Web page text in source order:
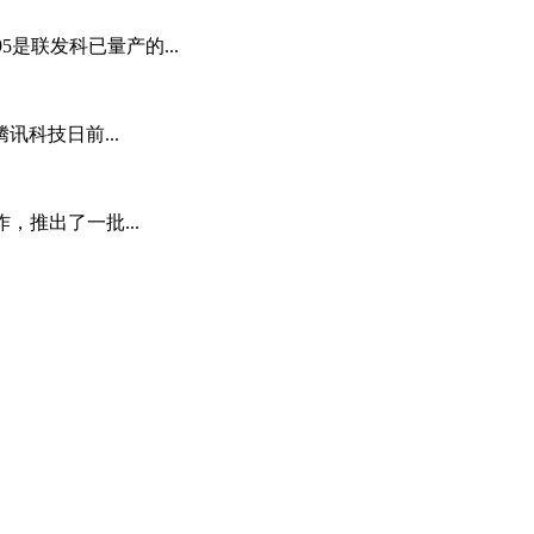
是联发科已量产的...
讯科技日前...
，推出了一批...